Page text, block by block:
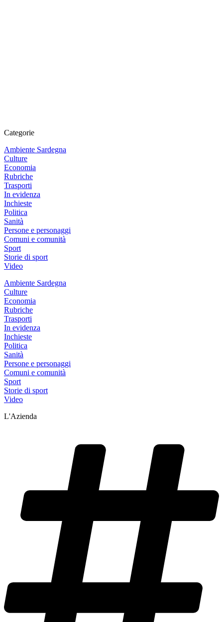
Categorie
Ambiente Sardegna
Culture
Economia
Rubriche
Trasporti
In evidenza
Inchieste
Politica
Sanità
Persone e personaggi
Comuni e comunità
Sport
Storie di sport
Video
Ambiente Sardegna
Culture
Economia
Rubriche
Trasporti
In evidenza
Inchieste
Politica
Sanità
Persone e personaggi
Comuni e comunità
Sport
Storie di sport
Video
L'Azienda